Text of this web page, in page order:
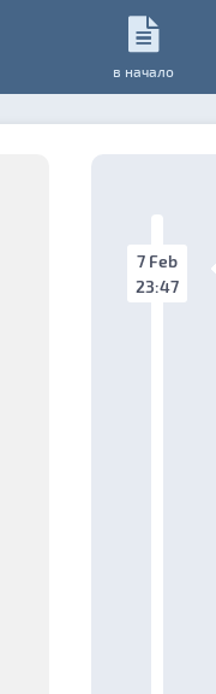
в начало
7 Feb
23:47